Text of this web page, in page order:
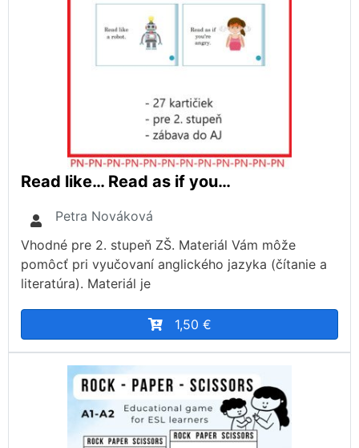
Read like… Read as if you…
Petra Nováková
Vhodné pre 2. stupeň ZŠ. Materiál Vám môže
pomôcť pri vyučovaní anglického jazyka (čítanie a
literatúra). Materiál je
1,50 €